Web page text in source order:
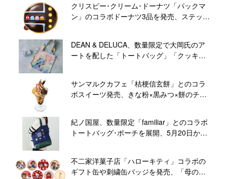
クリスピー･クリーム･ドーナツ「パックマ
ン」のコラボドーナツ3品を発売、ステッカ
DEAN & DELUCA、数量限定で大岡氏のア
ートを配した「トートバッグ」「クッキー
サンマルクカフェ「桔梗信玄餅」とのコラ
ボスイーツ発売、きな粉×黒みつ×餅のチョ
紀ノ国屋、数量限定「familiar」とのコラボ
トートバッグ･ポーチを展開、5月20日から
不二家洋菓子店「ハローキティ」コラボの
ギフト缶や刺繍缶バッジを発売、「母の